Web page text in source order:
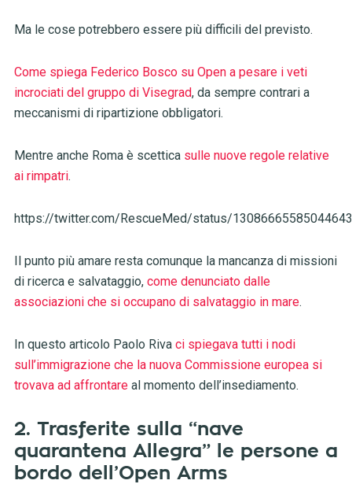
Ma le cose potrebbero essere più difficili del previsto.
Come spiega Federico Bosco su Open a pesare i veti
incrociati del gruppo di Visegrad, da sempre contrari a
meccanismi di ripartizione obbligatori.
Mentre anche Roma è scettica sulle nuove regole relative
ai rimpatri.
https://twitter.com/RescueMed/status/
Il punto più amare resta comunque la mancanza di missioni
di ricerca e salvataggio, come denunciato dalle
associazioni che si occupano di salvataggio in mare.
In questo articolo Paolo Riva ci spiegava tutti i nodi
sull’immigrazione che la nuova Commissione europea si
trovava ad affrontareal momento dell’insediamento.
2. Trasferite sulla “nave
quarantena Allegra” le persone a
bordo dell’Open Arms